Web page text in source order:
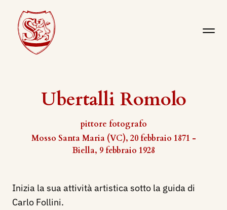
Ubertalli Romolo
pittore fotografo
Mosso Santa Maria (VC), 20 febbraio 1871 -
Biella, 9 febbraio 1928
Inizia la sua attività artistica sotto la guida di
Carlo Follini.